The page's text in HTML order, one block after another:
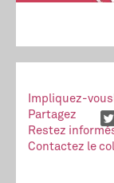
Impliquez-vous
Partagez
Restez
Contactez le